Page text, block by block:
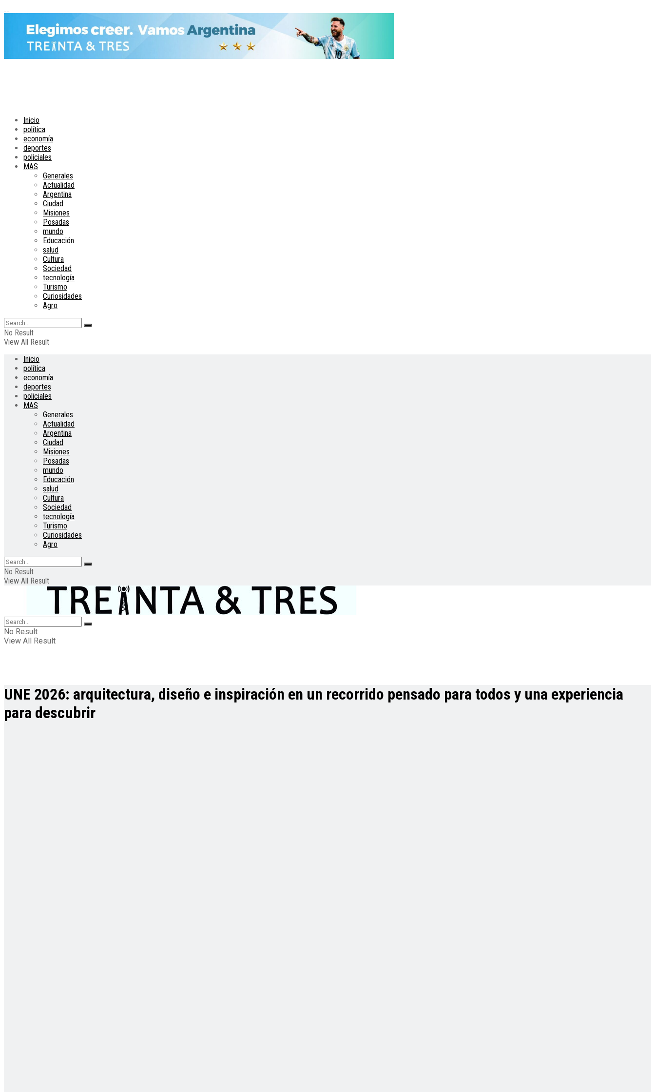
Inicio
política
economía
deportes
policiales
MAS
Generales
Actualidad
Argentina
Ciudad
Misiones
Posadas
mundo
Educación
salud
Cultura
Sociedad
tecnología
Turismo
Curiosidades
Agro
No Result
View All Result
Inicio
política
economía
deportes
policiales
MAS
Generales
Actualidad
Argentina
Ciudad
Misiones
Posadas
mundo
Educación
salud
Cultura
Sociedad
tecnología
Turismo
Curiosidades
Agro
No Result
View All Result
No Result
View All Result
UNE 2026: arquitectura, diseño e inspiración en un recorrido pensado para todos y una experiencia
para descubrir